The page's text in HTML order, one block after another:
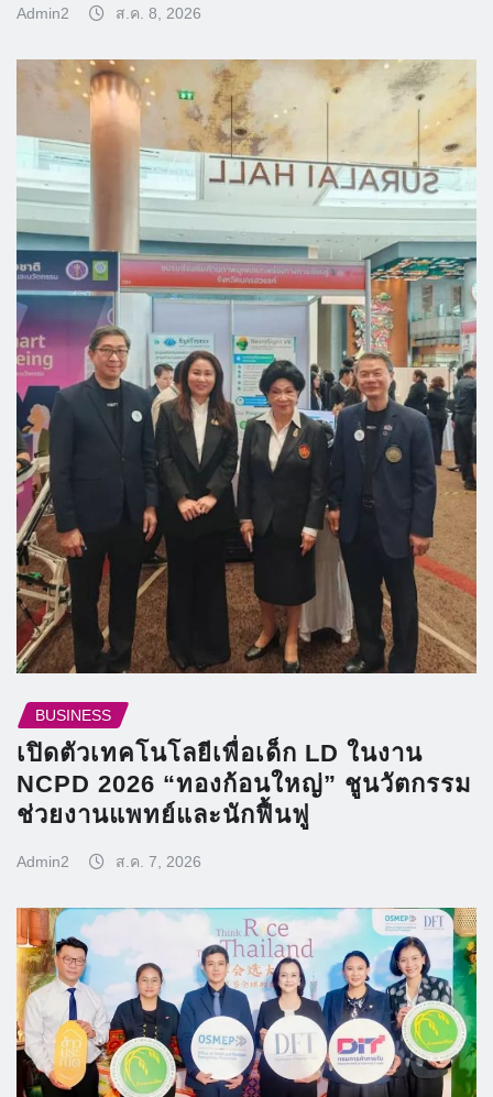
Admin2 ส.ค. 8, 2026
BUSINESS
เปิดตัวเทคโนโลยีเพื่อเด็ก LD ในงาน
NCPD 2026 “ทองก้อนใหญ่” ชูนวัตกรรม
ช่วยงานแพทย์และนักฟื้นฟู
Admin2 ส.ค. 7, 2026